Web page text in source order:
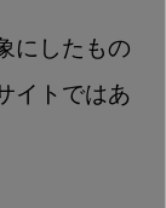
にしたもの
イトではあ